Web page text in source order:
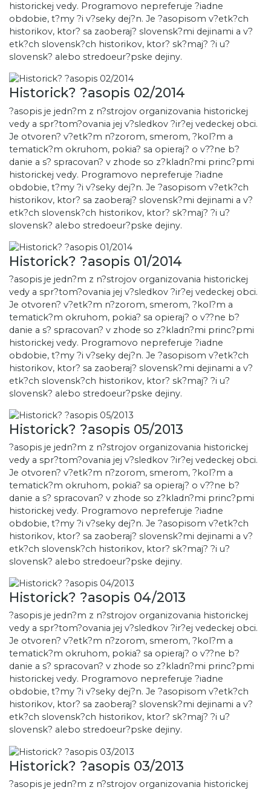
historickej vedy. Programovo nepreferuje ?iadne
obdobie, t?my ?i v?seky dej?n. Je ?asopisom v?etk?ch
historikov, ktor? sa zaoberaj? slovensk?mi dejinami a v?
etk?ch slovensk?ch historikov, ktor? sk?maj? ?i u?
slovensk? alebo stredoeur?pske dejiny.
Historick? ?asopis 02/2014
?asopis je jedn?m z n?strojov organizovania historickej
vedy a spr?tom?ovania jej v?sledkov ?ir?ej vedeckej obci.
Je otvoren? v?etk?m n?zorom, smerom, ?kol?m a
tematick?m okruhom, pokia? sa opieraj? o v??ne b?
danie a s? spracovan? v zhode so z?kladn?mi princ?pmi
historickej vedy. Programovo nepreferuje ?iadne
obdobie, t?my ?i v?seky dej?n. Je ?asopisom v?etk?ch
historikov, ktor? sa zaoberaj? slovensk?mi dejinami a v?
etk?ch slovensk?ch historikov, ktor? sk?maj? ?i u?
slovensk? alebo stredoeur?pske dejiny.
Historick? ?asopis 01/2014
?asopis je jedn?m z n?strojov organizovania historickej
vedy a spr?tom?ovania jej v?sledkov ?ir?ej vedeckej obci.
Je otvoren? v?etk?m n?zorom, smerom, ?kol?m a
tematick?m okruhom, pokia? sa opieraj? o v??ne b?
danie a s? spracovan? v zhode so z?kladn?mi princ?pmi
historickej vedy. Programovo nepreferuje ?iadne
obdobie, t?my ?i v?seky dej?n. Je ?asopisom v?etk?ch
historikov, ktor? sa zaoberaj? slovensk?mi dejinami a v?
etk?ch slovensk?ch historikov, ktor? sk?maj? ?i u?
slovensk? alebo stredoeur?pske dejiny.
Historick? ?asopis 05/2013
?asopis je jedn?m z n?strojov organizovania historickej
vedy a spr?tom?ovania jej v?sledkov ?ir?ej vedeckej obci.
Je otvoren? v?etk?m n?zorom, smerom, ?kol?m a
tematick?m okruhom, pokia? sa opieraj? o v??ne b?
danie a s? spracovan? v zhode so z?kladn?mi princ?pmi
historickej vedy. Programovo nepreferuje ?iadne
obdobie, t?my ?i v?seky dej?n. Je ?asopisom v?etk?ch
historikov, ktor? sa zaoberaj? slovensk?mi dejinami a v?
etk?ch slovensk?ch historikov, ktor? sk?maj? ?i u?
slovensk? alebo stredoeur?pske dejiny.
Historick? ?asopis 04/2013
?asopis je jedn?m z n?strojov organizovania historickej
vedy a spr?tom?ovania jej v?sledkov ?ir?ej vedeckej obci.
Je otvoren? v?etk?m n?zorom, smerom, ?kol?m a
tematick?m okruhom, pokia? sa opieraj? o v??ne b?
danie a s? spracovan? v zhode so z?kladn?mi princ?pmi
historickej vedy. Programovo nepreferuje ?iadne
obdobie, t?my ?i v?seky dej?n. Je ?asopisom v?etk?ch
historikov, ktor? sa zaoberaj? slovensk?mi dejinami a v?
etk?ch slovensk?ch historikov, ktor? sk?maj? ?i u?
slovensk? alebo stredoeur?pske dejiny.
Historick? ?asopis 03/2013
?asopis je jedn?m z n?strojov organizovania historickej